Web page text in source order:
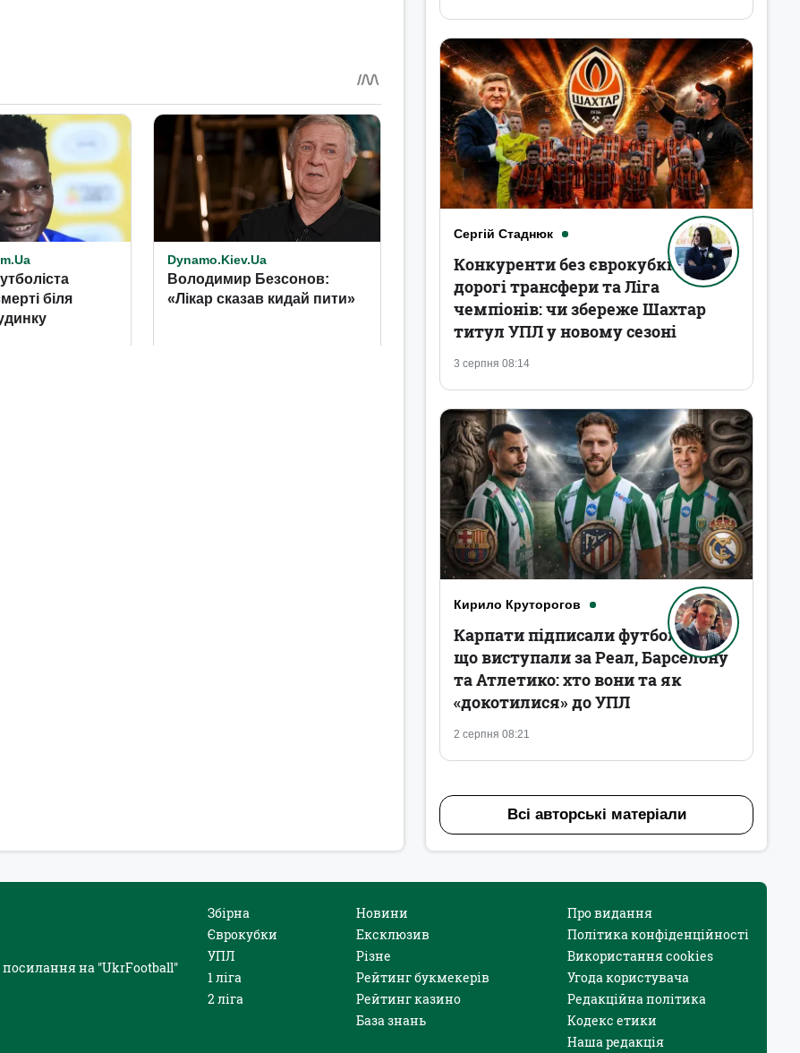
Сергій Стаднюк
3 серпня 08:14
Конкуренти без єврокубків,
дорогі трансфери та Ліга
чемпіонів: чи збереже Шахтар
титул УПЛ у новому сезоні
Кирило Круторогов
2 серпня 08:21
Карпати підписали футболістів,
що виступали за Реал, Барселону
та Атлетико: хто вони та як
«докотилися» до УПЛ
Всі авторські матеріали
посилання на "UkrFootball"
Збірна
Єврокубки
УПЛ
1 ліга
2 ліга
Новини
Ексклюзив
Різне
Рейтинг букмекерів
Рейтинг казино
База знань
Про видання
Політика конфіденційності
Використання cookies
Угода користувача
Редакційна політика
Кодекс етики
Наша редакція